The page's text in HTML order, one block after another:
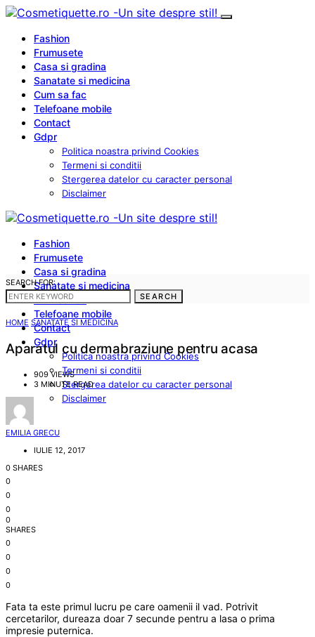
Fashion
Frumusete
Casa si gradina
Sanatate si medicina
Cum sa fac
Telefoane mobile
Contact
Gdpr
Politica noastra privind Cookies
Termeni si conditii
Stergerea datelor cu caracter personal
Disclaimer
Fashion
Frumusete
Casa si gradina
Sanatate si medicina
Cum sa fac
Telefoane mobile
Contact
Gdpr
Politica noastra privind Cookies
Termeni si conditii
Stergerea datelor cu caracter personal
Disclaimer
SEARCH FOR:
SEARCH
HOME SANATATE SI MEDICINA
Aparatul cu dermabraziune pentru acasa
909 VIEWS
3 MINUTE READ
EMILIA GRECU
IULIE 12, 2017
0 SHARES
0
0
0
0
SHARES
0
0
0
0
Fata ta este primul lucru pe care oamenii il vad. Potrivit
cercetarilor, dureaza doar 7 secunde pentru a lasa o prima
impresie puternica.